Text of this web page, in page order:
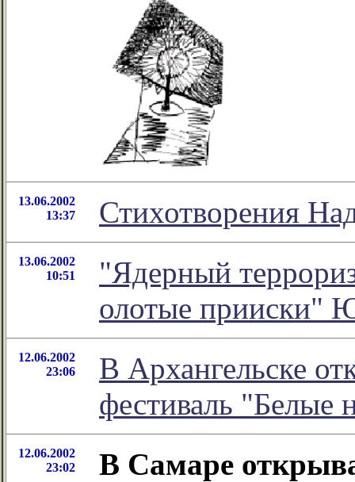
13.06.2002
13:37
Стихотворения
13.06.2002
10:51
"Ядерный
олотые прииски"
12.06.2002
23:06
В Архангельске
фестиваль "Белые
12.06.2002
23:02
В Самаре